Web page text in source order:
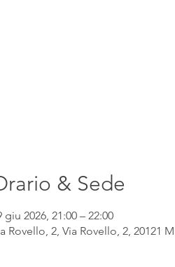
& Sede
giu 2026, 21:00 – 22:00
Rovello, 2, Via Rovello, 2, 20121